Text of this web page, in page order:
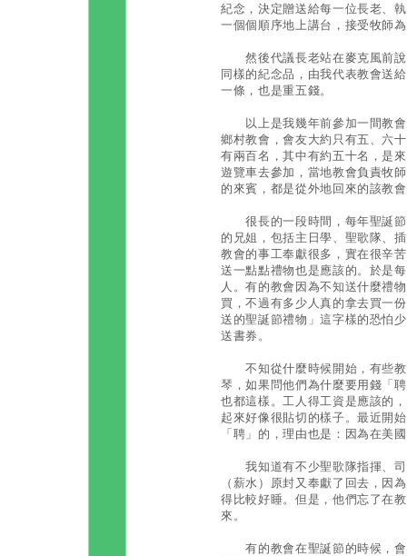
紀念，決定贈送給每一位長老、
一個個順序地上講台，接受牧師
然後代議長老站在麥克風前說
同樣的紀念品，由我代表教會送
一條，也是重五錢。
以上是我幾年前參加一間教會
鄉村教會，會友大約只有五、六
有兩百名，其中有約五十名，是
遊覽車去參加，當地教會負責牧
的來賓，都是從外地回來的該教
很長的一段時間，每年聖誕節
的兄姐，包括主日學、聖歌隊、
教會的事工奉獻很多，實在很辛
送一點點禮物也是應該的。於是
人。有的教會因為不知送什麼禮
買，不過有多少人真的拿去買一
送的聖誕節禮物」這字樣的恐怕
送書券。
不知從什麼時候開始，有些教
琴，如果問他們為什麼要用錢「
也都這樣。工人得工資是應該的
起來好像很貼切的樣子。最近開
「聘」的，理由也是：因為在美
我知道有不少聖歌隊指揮、司
（薪水）原封又奉獻了回去，因
得比較好睡。但是，他們忘了在
來。
有的教會在聖誕節的時候，會